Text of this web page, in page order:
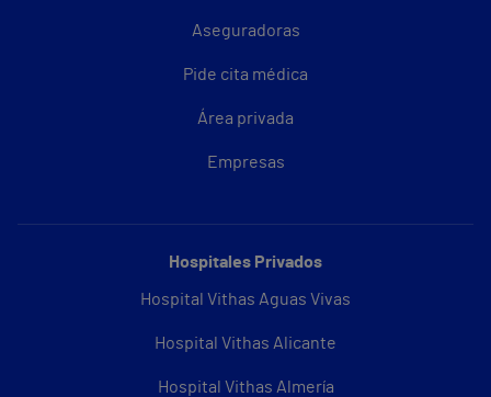
Aseguradoras
Pide cita médica
Área privada
Empresas
Hospitales Privados
Hospital Vithas Aguas Vivas
Hospital Vithas Alicante
Hospital Vithas Almería